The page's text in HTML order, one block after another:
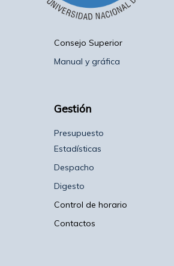
Consejo Superior
Manual y gráfica
Gestión
Presupuesto
Estadísticas
Despacho
Digesto
Control de horario
Contactos